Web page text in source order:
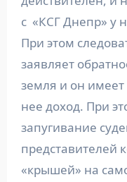
с «КСГ Днепр» у
При этом
заявляет
земля и он имеет
нее доход. При
запугивание
представителей
«крышей» на